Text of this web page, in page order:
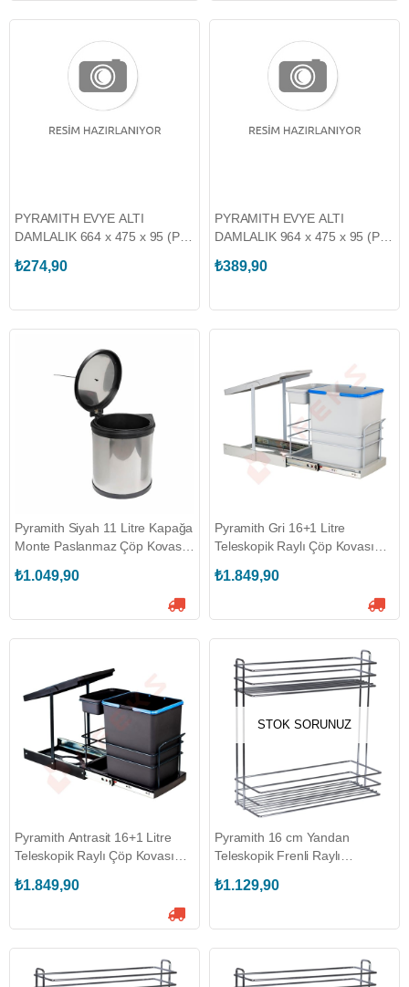
PYRAMITH EVYE ALTI
DAMLALIK 664 x 475 x 95 (P-
₺274,90
PYRAMITH EVYE ALTI
DAMLALIK 964 x 475 x 95 (P-
₺389,90
Pyramith Siyah 11 Litre Kapağa
Monte Paslanmaz Çöp Kovası
₺1.049,90
Pyramith Gri 16+1 Litre
Teleskopik Raylı Çöp Kovası
₺1.849,90
Pyramith Antrasit 16+1 Litre
Teleskopik Raylı Çöp Kovası
₺1.849,90
STOK SORUNUZ
Pyramith 16 cm Yandan
Teleskopik Frenli Raylı
₺1.129,90